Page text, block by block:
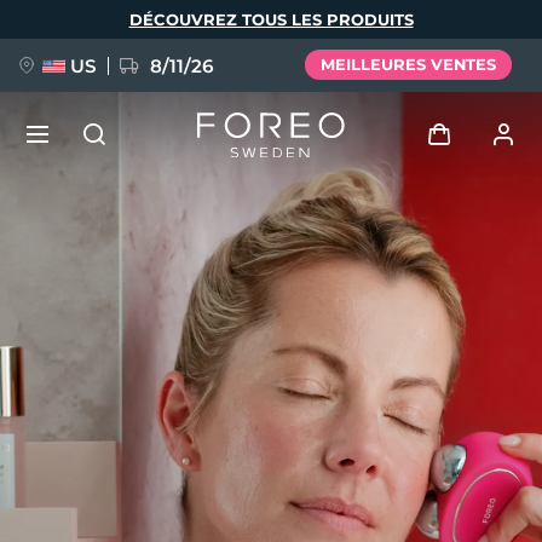
DÉCOUVREZ TOUS LES PRODUITS
US 8/11/26 MEILLEURES VENTES
Se connecter
Profil de l'utilisateur
Mes appareils
Mes commandes
Mes adresses
Mes abonnements
FAQ™ Pure Beauty-Tech Elixir
BREAKING NEWS
issa™ Teeth Whitening Set
Deutsch
Español
Italiano
Português
Svenska
Русский
简体中文 繁體中文